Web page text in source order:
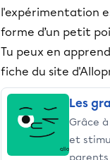
l'expérimentation
forme d’un petit
Tu peux en
fiche du site
Les
Grâce
et